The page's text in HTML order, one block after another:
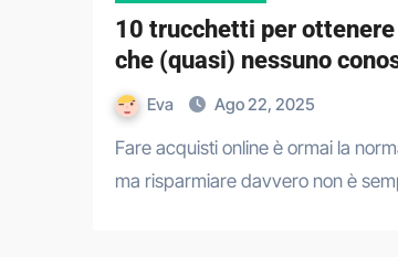
10 trucchetti per
che (quasi) nessuno
Eva Ago 22, 2025
Fare acquisti online è ormai la normalità per tanti italiani,
ma risparmiare davvero non è